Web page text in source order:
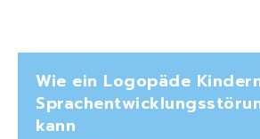
Wie ein Logopäde
kann